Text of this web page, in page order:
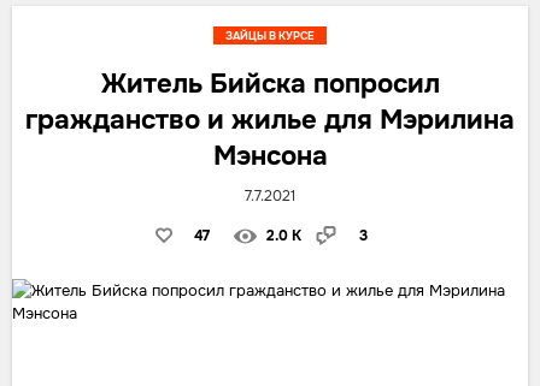
Житель Бийска попросил
гражданство и жилье для Мэрилина
Мэнсона
7.7.2021
47 2.0 K 3
ЗАЙЦЫ В КУРСЕ